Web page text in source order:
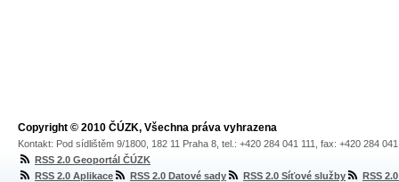
Copyright © 2010 ČÚZK, Všechna práva vyhrazena
Kontakt: Pod sídlištěm 9/1800, 182 11 Praha 8, tel.: +420 284 041 111, fax: +420 284
RSS 2.0 Geoportál ČÚZK
RSS 2.0 Aplikace
RSS 2.0 Datové sady RSS 2.0 Síťové služby RSS